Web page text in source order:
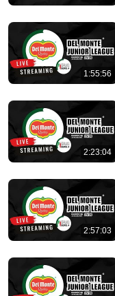
Serbia
Guidonia Volley
1:55:56
2:23:04
2:57:03